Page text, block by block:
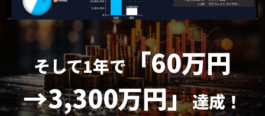
そして1年で「60万円
→3,300万円」達成！